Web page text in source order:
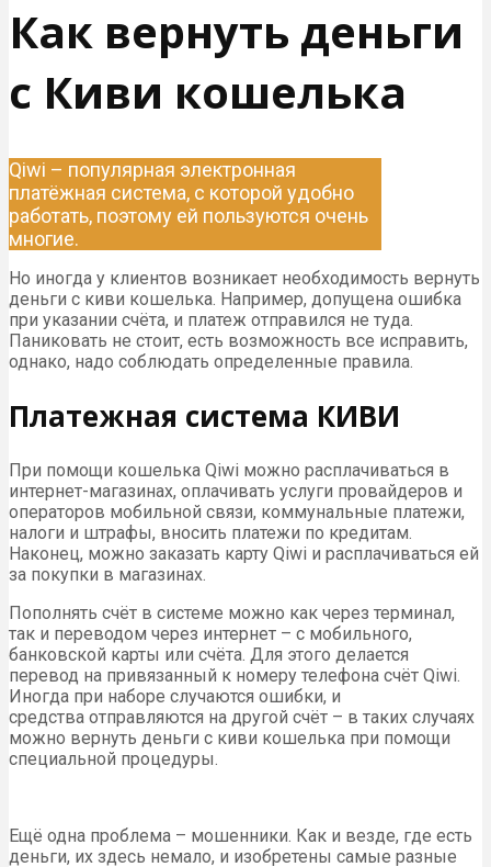
Как вернуть деньги
с Киви кошелька
Qiwi – популярная электронная
платёжная система, с которой удобно
работать, поэтому ей пользуются очень
многие.
Но иногда у клиентов возникает необходимость вернуть
деньги с киви кошелька. Например, допущена ошибка
при указании счёта, и платеж отправился не туда.
Паниковать не стоит, есть возможность все исправить,
однако, надо соблюдать определенные правила.
Платежная система КИВИ
При помощи кошелька Qiwi можно расплачиваться в
интернет-магазинах, оплачивать услуги провайдеров и
операторов мобильной связи, коммунальные платежи,
налоги и штрафы, вносить платежи по кредитам.
Наконец, можно заказать карту Qiwi и расплачиваться ей
за покупки в магазинах.
Пополнять счёт в системе можно как через терминал,
так и переводом через интернет – с мобильного,
банковской карты или счёта. Для этого делается
перевод на привязанный к номеру телефона счёт Qiwi.
Иногда при наборе случаются ошибки, и
средства отправляются на другой счёт – в таких случаях
можно вернуть деньги с киви кошелька при помощи
специальной процедуры.
Ещё одна проблема – мошенники. Как и везде, где есть
деньги, их здесь немало, и изобретены самые разные